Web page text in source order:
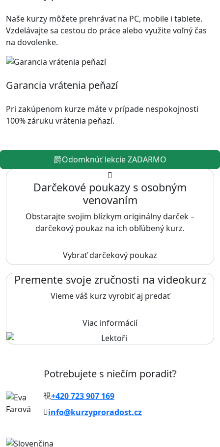
Naše kurzy môžete prehrávať na PC, mobile i tablete.
Vzdelávajte sa cestou do práce alebo využite voľný čas
na dovolenke.
Garancia vrátenia peňazí
Pri zakúpenom kurze máte v prípade nespokojnosti
100% záruku vrátenia peňazí.
Odomknúť lekcie ZADARMO
Darčekové poukazy s osobným
venovaním
Obstarajte svojim blízkym originálny darček –
darčekový poukaz na ich obľúbený kurz.
Vybrať darčekový poukaz
Premente svoje zručnosti na videokurz
Vieme váš kurz vyrobiť aj predať
Viac informácií
Potrebujete s niečím poradiť?
+420 723 907 169
info@kurzyproradost.cz